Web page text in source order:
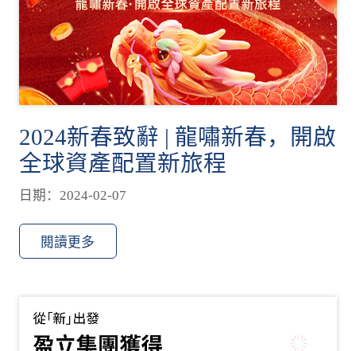
2024新春致辭 | 龍嘯新春，開啟
全球資產配置新旅程
日期：2024-02-07
閱讀更多